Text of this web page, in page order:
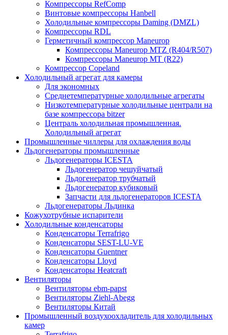
Компрессоры RefComp
Винтовые компрессоры Hanbell
Холодильные компрессоры Daming (DMZL)
Компрессоры RDL
Герметичный компрессор Maneurop
Компрессоры Maneurop MTZ (R404/R507)
Компрессоры Maneurop MT (R22)
Компрессор Copeland
Холодильный агрегат для камеры
Для экономных
Среднетемпературные холодильные агрегаты
Низкотемпературные холодильные централи на
базе компрессора bitzer
Централь холодильная промышленная.
Холодильный агрегат
Промышленные чиллеры для охлаждения воды
Льдогенераторы промышленные
Льдогенераторы ICESTA
Льдогенератор чешуйчатый
Льдогенератор трубчатый
Льдогенератор кубиковый
Запчасти для льдогенераторов ICESTA
Льдогенераторы Льдинка
Кожухотрубные испарители
Холодильные конденсаторы
Конденсаторы Terrafrigo
Конденсаторы SEST-LU-VE
Конденсаторы Guentner
Конденсаторы Lloyd
Конденсаторы Heatcraft
Вентиляторы
Вентиляторы ebm-papst
Вентиляторы Ziehl-Abegg
Вентиляторы Китай
Промышленный воздухоохладитель для холодильных
камер